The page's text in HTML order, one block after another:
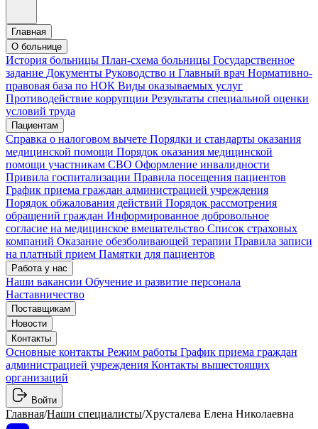
Главная
О больнице
История больницы План-схема больницы Государственное
задание Документы Руководство и Главный врач Нормативно-
правовая база по НОК Виды оказываемых услуг
Противодействие коррупции Результаты специальной оценки
условий труда
Пациентам
Справка о налоговом вычете Порядки и стандарты оказания
медицинской помощи Порядок оказания медицинской
помощи участникам СВО Оформление инвалидности
Привила госпитализации Правила посещения пациентов
График приема граждан администрацией учреждения
Порядок обжалования действий Порядок рассмотрения
обращений граждан Информированное добровольное
согласие на медицинское вмешательство Список страховых
компаний Оказание обезболивающей терапии Правила записи
на платный прием Памятки для пациентов
Работа у нас
Наши вакансии Обучение и развитие персонала
Наставничество
Поставщикам
Новости
Контакты
Основные контакты Режим работы График приема граждан
администрацией учреждения Контакты вышестоящих
организаций
Войти
Главная/Наши специалисты/Хрусталева Елена Николаевна